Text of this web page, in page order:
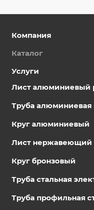
Компания
Каталог
Услуги
Лист алюминиевый
Труба
Круг алюминиевый
Лист нержавеющий
Круг бронзовый
Труба стальная
Труба профильная